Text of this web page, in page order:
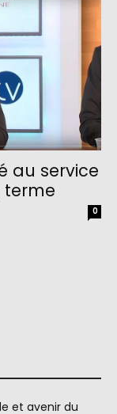
au service
0
et avenir du